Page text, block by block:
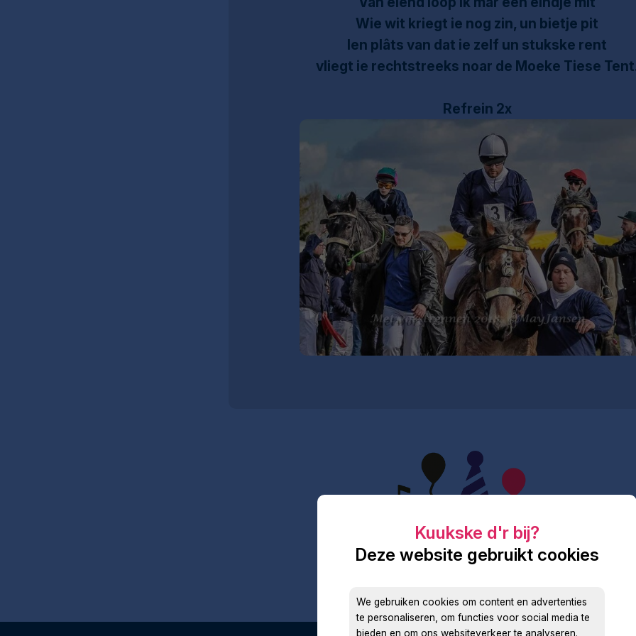
Wie wit kriegt ie nog zin, un bietje pit
Ien plâts van dat ie zelf un stukske rent
vliegt ie rechtstreeks noar de Moeke Tiese
Refrein 2x
Deze website gebruikt cookies
We gebruiken cookies om content en advertenties
te personaliseren, om functies voor social media te
bieden en om ons websiteverkeer te analyseren.